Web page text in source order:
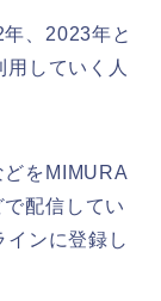
、2023年と
していく人
をMIMURA
配信してい
ンに登録し